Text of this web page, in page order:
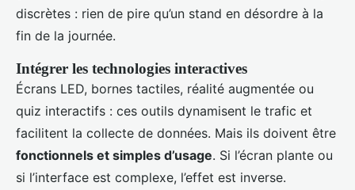
discrètes : rien de pire qu’un stand en désordre à la
fin de la journée.
Intégrer les technologies interactives
Écrans LED, bornes tactiles, réalité augmentée ou
quiz interactifs : ces outils dynamisent le trafic et
facilitent la collecte de données. Mais ils doivent être
fonctionnels et simples d’usage. Si l’écran plante ou
si l’interface est complexe, l’effet est inverse.